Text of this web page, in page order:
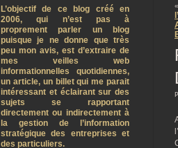
«
L’objectif de ce blog créé en
2006, qui n’est pas à
proprement parler un blog
puisque je ne donne que très
peu mon avis, est d’extraire de
mes veilles web
informationnelles quotidiennes,
un article, un billet qui me parait
intéressant et éclairant sur des
sujets se rapportant
directement ou indirectement à
la gestion de l’information
stratégique des entreprises et
des particuliers.